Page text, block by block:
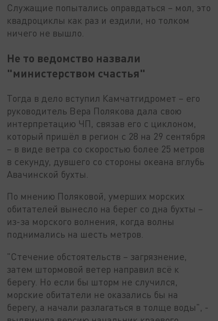
Служащие попытались оправдаться – мол, это
квадроциклы как раз и ездили, но толком
ничего не вышло.
Не то ведомство назвали
"министерством счастья"
Тогда в дело вступил Камчатгидромет – его
руководитель Вера Полякова дала свою
интерпретацию ЧП, связав его с циклоном,
который пришёл в регион с 28 на 29 сентября
– в виде ветра со скоростью более 25 метров
в секунду, дувшего со стороны океана вглубь
Авачинской бухты.
По мнению Поляковой, умерших морских
обитателей вынесло на берег со дна бухты –
из-за морского волнения, когда волны
поднимались на шесть метров.
"Стечение обстоятельств – загрязнение,
затем штормовой ветер направил всё к
берегу. Но если бы шторм не случился,
морские обитатели не оказались бы на
берегу, а начали разлагаться в толще воды", -